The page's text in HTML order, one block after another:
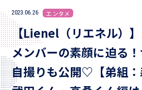
2023.06.26 エンタメ
【Lienel（リエネル）
メンバーの素顔に迫る
自撮りも公開♡【弟組：